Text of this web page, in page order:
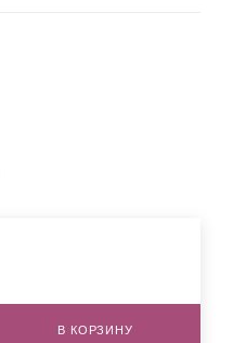
В КОРЗИНУ